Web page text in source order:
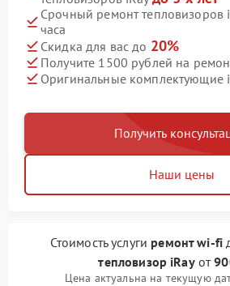
Срочный ремонт тепловизоров
часа
Скидка для вас до 20%
Получите 1500 рублей на
Оригинальные комплектующие
Получить
Наши цены
Стоимость услуги ремонт wi-fi
тепловизор iRayот
Цена актуальна на текущую